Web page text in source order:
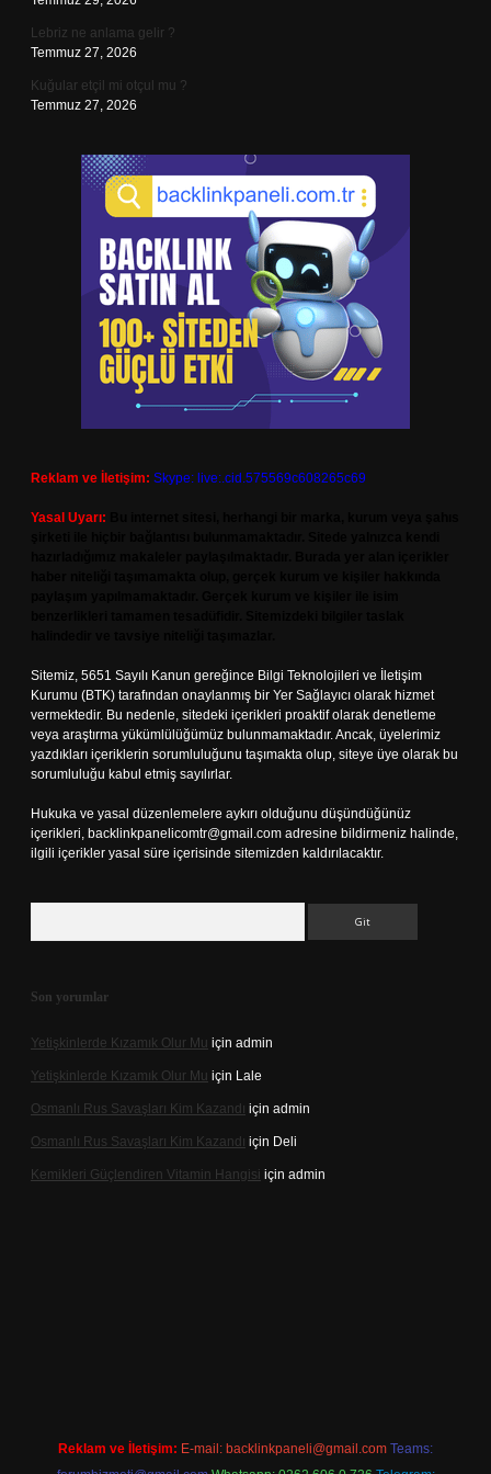
Lebriz ne anlama gelir ?
Temmuz 27, 2026
Kuğular etçil mi otçul mu ?
Temmuz 27, 2026
Reklam ve İletişim: Skype: live:.cid.575569c608265c69
Yasal Uyarı:
Sitemiz, 5651 Sayılı Kanun gereğince Bilgi Teknolojileri ve İletişim
Kurumu (BTK) tarafından onaylanmış bir Yer Sağlayıcı olarak hizmet
vermektedir. Bu nedenle, sitedeki içerikleri proaktif olarak denetleme
veya araştırma yükümlülüğümüz bulunmamaktadır. Ancak, üyelerimiz
yazdıkları içeriklerin sorumluluğunu taşımakta olup, siteye üye olarak bu
sorumluluğu kabul etmiş sayılırlar.
Hukuka ve yasal düzenlemelere aykırı olduğunu düşündüğünüz
içerikleri, backlinkpanelicomtr@gmail.com adresine bildirmeniz halinde,
ilgili içerikler yasal süre içerisinde sitemizden kaldırılacaktır.
Son yorumlar
Yetişkinlerde Kızamık Olur Mu için admin
Yetişkinlerde Kızamık Olur Mu için Lale
Osmanlı Rus Savaşları Kim Kazandı için admin
Osmanlı Rus Savaşları Kim Kazandı için Deli
Kemikleri Güçlendiren Vitamin Hangisi için admin
Reklam ve İletişim: E-mail: backlinkpaneli@gmail.com Teams: